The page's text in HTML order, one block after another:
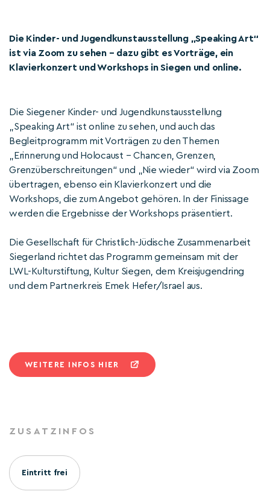
Die Kinder- und Jugendkunstausstellung „Speaking Art“
ist via Zoom zu sehen – dazu gibt es Vorträge, ein
Klavierkonzert und Workshops in Siegen und online.
Die Siegener Kinder- und Jugendkunstausstellung
„Speaking Art“ ist online zu sehen, und auch das
Begleitprogramm mit Vorträgen zu den Themen
„Erinnerung und Holocaust – Chancen, Grenzen,
Grenzüberschreitungen“ und „Nie wieder“ wird via Zoom
übertragen, ebenso ein Klavierkonzert und die
Workshops, die zum Angebot gehören. In der Finissage
werden die Ergebnisse der Workshops präsentiert.
Die Gesellschaft für Christlich-Jüdische Zusammenarbeit
Siegerland richtet das Programm gemeinsam mit der
LWL-Kulturstiftung, Kultur Siegen, dem Kreisjugendring
und dem Partnerkreis Emek Hefer/Israel aus.
WEITERE INFOS HIER
ZUSATZINFOS
Eintritt frei